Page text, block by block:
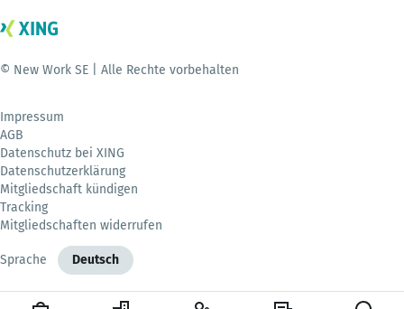
© New Work SE | Alle Rechte vorbehalten
Impressum
AGB
Datenschutz bei XING
Datenschutzerklärung
Mitgliedschaft kündigen
Tracking
Mitgliedschaften widerrufen
Sprache Deutsch